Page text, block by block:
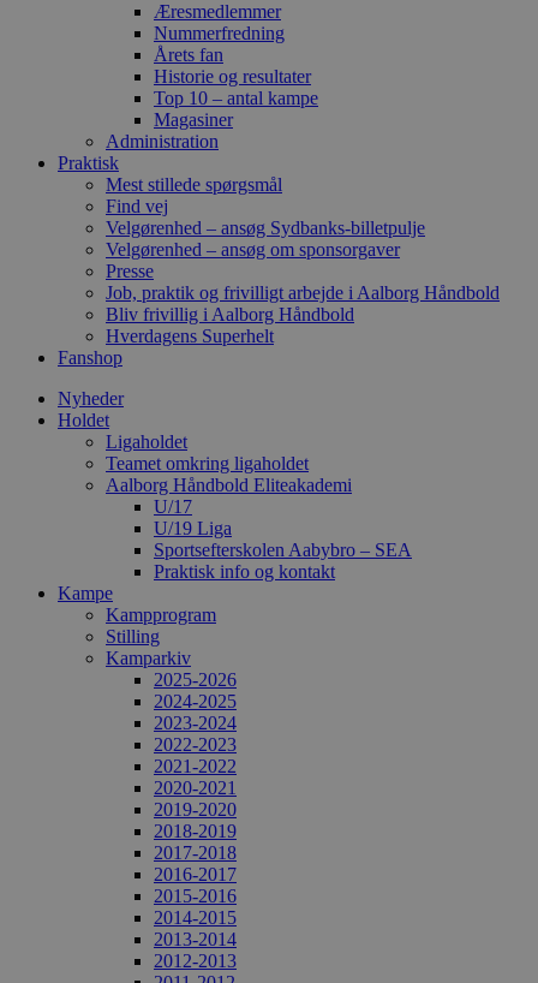
Æresmedlemmer
Nummerfredning
Årets fan
Historie og resultater
Top 10 – antal kampe
Magasiner
Administration
Praktisk
Mest stillede spørgsmål
Find vej
Velgørenhed – ansøg Sydbanks-billetpulje
Velgørenhed – ansøg om sponsorgaver
Presse
Job, praktik og frivilligt arbejde i Aalborg Håndbold
Bliv frivillig i Aalborg Håndbold
Hverdagens Superhelt
Fanshop
Nyheder
Holdet
Ligaholdet
Teamet omkring ligaholdet
Aalborg Håndbold Eliteakademi
U/17
U/19 Liga
Sportsefterskolen Aabybro – SEA
Praktisk info og kontakt
Kampe
Kampprogram
Stilling
Kamparkiv
2025-2026
2024-2025
2023-2024
2022-2023
2021-2022
2020-2021
2019-2020
2018-2019
2017-2018
2016-2017
2015-2016
2014-2015
2013-2014
2012-2013